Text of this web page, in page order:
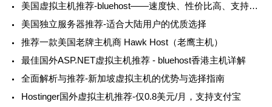
美国虚拟主机推荐-bluehost——速度快、性价比高、支持支付宝
美国独立服务器推荐-适合大陆用户的优质选择
推荐一款美国老牌主机商 Hawk Host（老鹰主机）
最佳国外ASP.NET虚拟主机推荐 - bluehost香港主机详解
全面解析与推荐-新加坡虚拟主机的优势与选择指南
Hostinger国外虚拟主机推荐-仅0.8美元/月，支持支付宝